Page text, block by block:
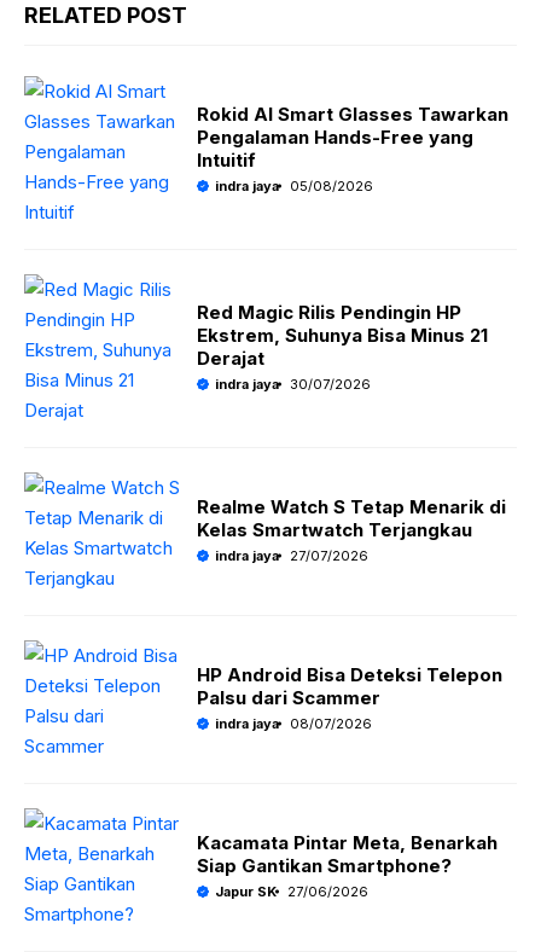
RELATED POST
Rokid AI Smart Glasses Tawarkan
Pengalaman Hands-Free yang
Intuitif
indra jaya 05/08/2026
Red Magic Rilis Pendingin HP
Ekstrem, Suhunya Bisa Minus 21
Derajat
indra jaya 30/07/2026
Realme Watch S Tetap Menarik di
Kelas Smartwatch Terjangkau
indra jaya 27/07/2026
HP Android Bisa Deteksi Telepon
Palsu dari Scammer
indra jaya 08/07/2026
Kacamata Pintar Meta, Benarkah
Siap Gantikan Smartphone?
Japur SK 27/06/2026